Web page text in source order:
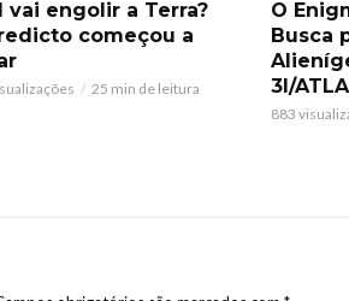
vai engolir a Terra?
começou a
25 min de leitura
O
Busca
3I/
883